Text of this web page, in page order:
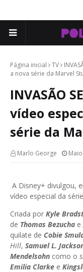
Página inicial TV
a nova série da Marvel
INVASÃO
vídeo
série da
Marlo George
A Disney+ divulgou,
vídeo especial da série
Criada por Kyle
de Thomas Bezucha e
quilate de Cobie
Hill, Samuel L.
Mendelsohn como o
Emilia Clarke e